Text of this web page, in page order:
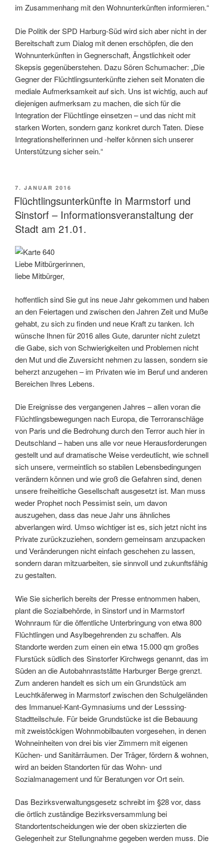
im Zusammenhang mit den Wohnunterkünften informieren.“
Die Politik der SPD Harburg-Süd wird sich aber nicht in der
Bereitschaft zum Dialog mit denen erschöpfen, die den
Wohnunterkünften in Gegnerschaft, Ängstlichkeit oder
Skepsis gegenüberstehen. Dazu Sören Schumacher: „Die
Gegner der Flüchtlingsunterkünfte ziehen seit Monaten die
mediale Aufmerksamkeit auf sich. Uns ist wichtig, auch auf
diejenigen aufmerksam zu machen, die sich für die
Integration der Flüchtlinge einsetzen – und das nicht mit
starken Worten, sondern ganz konkret durch Taten. Diese
Integrationshelferinnen und -helfer können sich unserer
Unterstützung sicher sein.“
VERÖFFENTLICHT
AM
7. JANUAR 2016
Flüchtlingsunterkünfte in Marmstorf und
Sinstorf – Informationsveranstaltung der
Stadt am 21.01.
Liebe Mitbürgerinnen,
liebe Mitbürger,
hoffentlich sind Sie gut ins neue Jahr gekommen und haben
an den Feiertagen und zwischen den Jahren Zeit und Muße
gehabt, zu sich zu finden und neue Kraft zu tanken. Ich
wünsche Ihnen für 2016 alles Gute, darunter nicht zuletzt
die Gabe, sich von Schwierigkeiten und Problemen nicht
den Mut und die Zuversicht nehmen zu lassen, sondern sie
beherzt anzugehen – im Privaten wie im Beruf und anderen
Bereichen Ihres Lebens.
Die Ereignisse des vergangenen Jahres – allen voran die
Flüchtlingsbewegungen nach Europa, die Terroranschläge
von Paris und die Bedrohung durch den Terror auch hier in
Deutschland – haben uns alle vor neue Herausforderungen
gestellt und auf dramatische Weise verdeutlicht, wie schnell
sich unsere, vermeintlich so stabilen Lebensbedingungen
verändern können und wie groß die Gefahren sind, denen
unsere freiheitliche Gesellschaft ausgesetzt ist. Man muss
weder Prophet noch Pessimist sein, um davon
auszugehen, dass das neue Jahr uns ähnliches
abverlangen wird. Umso wichtiger ist es, sich jetzt nicht ins
Private zurückzuziehen, sondern gemeinsam anzupacken
und Veränderungen nicht einfach geschehen zu lassen,
sondern daran mitzuarbeiten, sie sinnvoll und zukunftsfähig
zu gestalten.
Wie Sie sicherlich bereits der Presse entnommen haben,
plant die Sozialbehörde, in Sinstorf und in Marmstorf
Wohnraum für die öffentliche Unterbringung von etwa 800
Flüchtlingen und Asylbegehrenden zu schaffen. Als
Standorte werden zum einen ein etwa 15.000 qm großes
Flurstück südlich des Sinstorfer Kirchwegs genannt, das im
Süden an die Autobahnraststätte Harburger Berge grenzt.
Zum anderen handelt es sich um ein Grundstück am
Leuchtkäferweg in Marmstorf zwischen den Schulgeländen
des Immanuel-Kant-Gymnasiums und der Lesssing-
Stadtteilschule. Für beide Grundstücke ist die Bebauung
mit zweistöckigen Wohnmobilbauten vorgesehen, in denen
Wohneinheiten von drei bis vier Zimmern mit eigenen
Küchen- und Sanitärräumen. Der Träger, fördern & wohnen,
wird an beiden Standorten für das Wohn- und
Sozialmanagement und für Beratungen vor Ort sein.
Das Bezirksverwaltungsgesetz schreibt im §28 vor, dass
die örtlich zuständige Bezirksversammlung bei
Standortentscheidungen wie der oben skizzierten die
Gelegenheit zur Stellungnahme gegeben werden muss. Die